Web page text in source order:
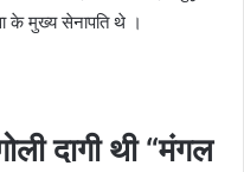
के मुख्य सेनापति थे ।
दागी थी “मंगल